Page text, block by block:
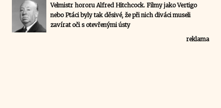
Velmistr hororu Alfred Hitchcock. Filmy jako Vertigo
nebo Ptáci byly tak děsivé, že při nich diváci museli
zavírat oči s otevřenými ústy
reklama